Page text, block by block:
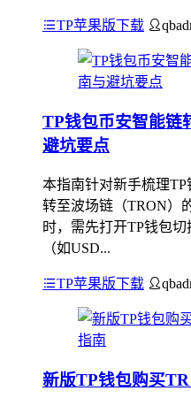
TP苹果版下载
TP钱包币安智能链
避坑要点
本指南针对新手梳理
转至波场链（TRON）
时，需先打开TP钱包
（如USD...
TP苹果版下载
新版TP钱包购买